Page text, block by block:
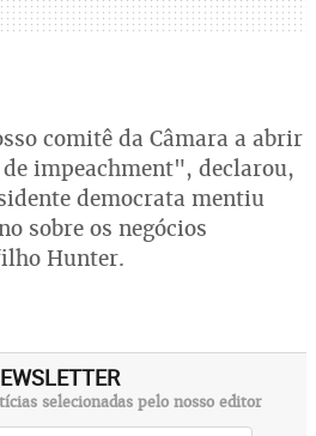
comitê da Câmara a abrir
impeachment", declarou,
democrata mentiu
sobre os negócios
Hunter.
selecionadas pelo nosso editor